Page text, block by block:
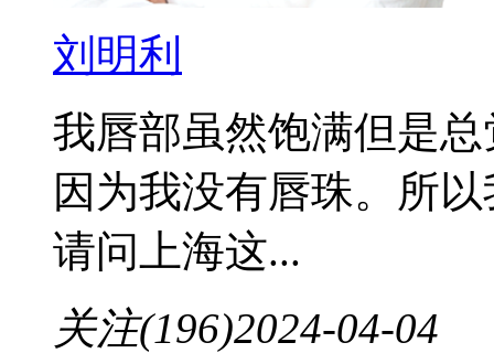
刘明利
我唇部虽然饱满但是
因为我没有唇珠。所
请问上海这...
关注(196)2024-04-04